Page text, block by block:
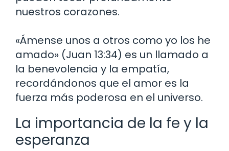
nuestros corazones.
«Ámense unos a otros como yo los he
amado» (Juan 13:34) es un llamado a
la benevolencia y la empatía,
recordándonos que el amor es la
fuerza más poderosa en el universo.
La importancia de la fe y la
esperanza